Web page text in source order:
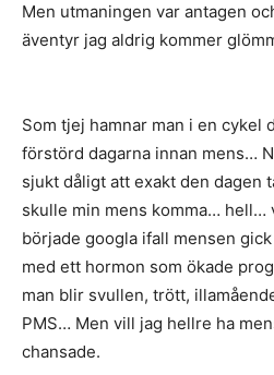
Men utmaningen var antagen
äventyr jag aldrig kommer
Som tjej hamnar man i en cykel
förstörd dagarna innan mens…
sjukt dåligt att exakt den dagen
skulle min mens komma… hell…
började googla ifall mensen
med ett hormon som ökade
man blir svullen, trött,
PMS… Men vill jag hellre ha
chansade.